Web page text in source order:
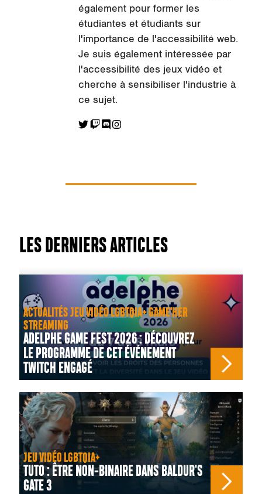
également pour former les
étudiantes et étudiants sur
l'importance de l'accessibilité web.
Je suis également intéressée par
l'accessibilité des jeux vidéo et
cherche à sensibiliser l'industrie à
ce sujet.
LES DERNIERS ARTICLES
ACTUALITÉS JEU VIDÉO LGBTQIA+ GAME'HER
STREAMING
ADELPHE GAME FEST 2026 : DÉCOUVREZ
LE PROGRAMME DE CET ÉVÉNEMENT
TWITCH ENGAGÉ
JEU VIDÉO LGBTQIA+
TUTO : ÊTRE NON-BINAIRE DANS BALDUR'S
GATE 3